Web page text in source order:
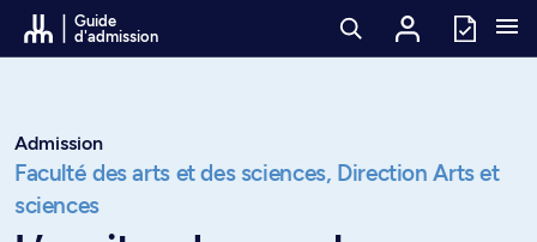
Passer au contenu
Guide
d'admission
Admission
Faculté des arts et des sciences, Direction Arts et
sciences